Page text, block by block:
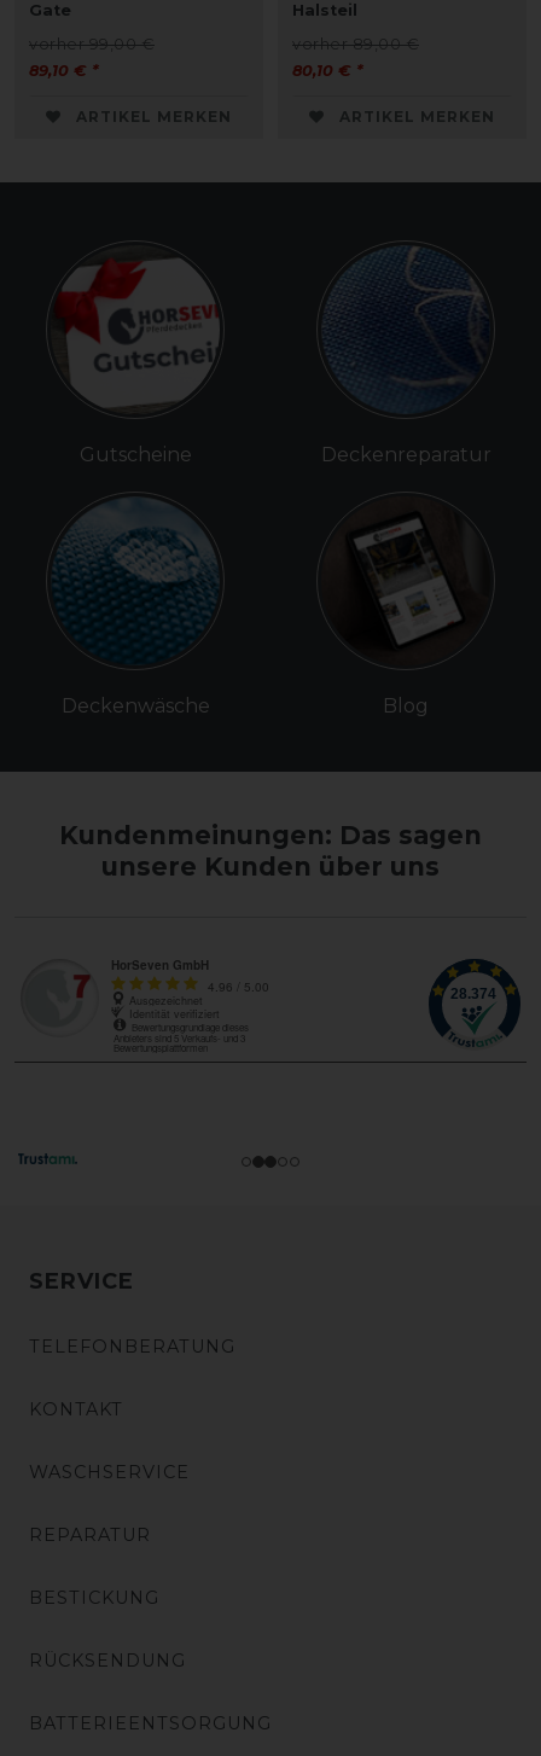
Gate
vorher 99,00 €
89,10 € *
ARTIKEL MERKEN
Halsteil
vorher 89,00 €
80,10 € *
ARTIKEL MERKEN
Gutscheine
Deckenwäsche
Deckenreparatur
Blog
Kundenmeinungen: Das sagen
unsere Kunden über uns
SERVICE
TELEFONBERATUNG
KONTAKT
WASCHSERVICE
REPARATUR
BESTICKUNG
RÜCKSENDUNG
BATTERIEENTSORGUNG